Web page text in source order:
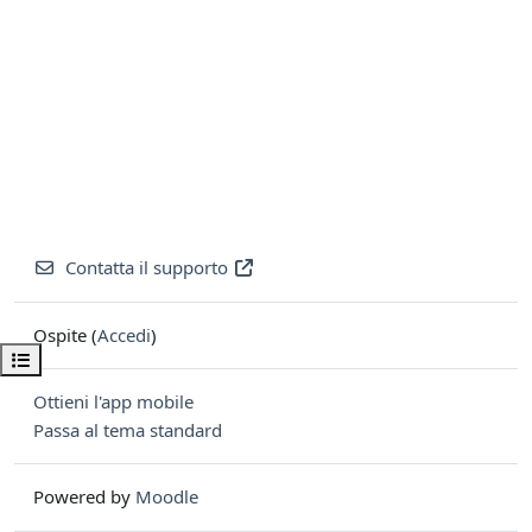
Apri indice del corso
Contatta il supporto
Ospite (Accedi)
Ottieni l'app mobile
Passa al tema standard
Powered by Moodle